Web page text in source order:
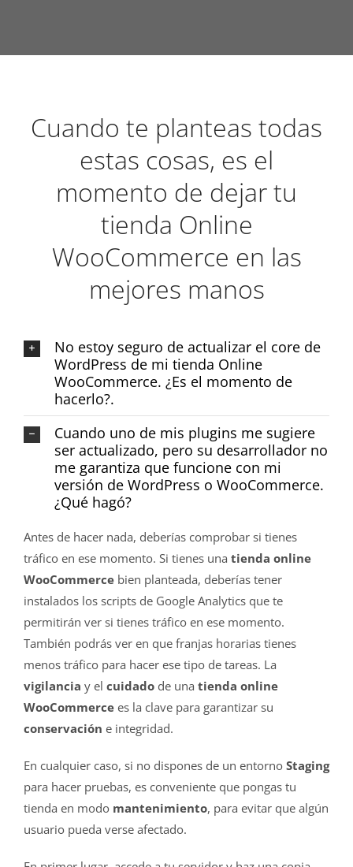
Cuando te planteas todas
estas cosas, es el
momento de dejar tu
tienda Online
WooCommerce en las
mejores manos
No estoy seguro de actualizar el core de
WordPress de mi tienda Online
WooCommerce. ¿Es el momento de
hacerlo?.
Cuando uno de mis plugins me sugiere
ser actualizado, pero su desarrollador no
me garantiza que funcione con mi
versión de WordPress o WooCommerce.
¿Qué hagó?
Antes de hacer nada, deberías comprobar si tienes
tráfico en ese momento. Si tienes una tienda online
WooCommercebien planteada, deberías tener
instalados los scripts de Google Analytics que te
permitirán ver si tienes tráfico en ese momento.
También podrás ver en que franjas horarias tienes
menos tráfico para hacer ese tipo de tareas. La
vigilancia y el cuidado de una tienda online
WooCommercees la clave para garantizar su
conservación e integridad.
En cualquier caso, si no dispones de un entorno Staging
para hacer pruebas, es conveniente que pongas tu
tienda en modo mantenimiento, para evitar que algún
usuario pueda verse afectado.